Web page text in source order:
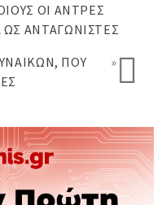
ΟΙ ΆΝΤΡΕΣ
ΩΣ ΑΝΤΑΓΩΝΙΣΤΈΣ
ΠΟΥ
»